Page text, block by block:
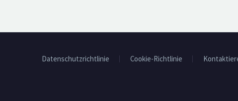
Datenschutzrichtlinie Cookie-Richtlinie